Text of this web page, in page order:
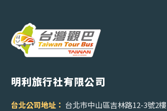
明利旅行社有限公司
台北公司地址： 台北市中山區吉林路12-3號2樓